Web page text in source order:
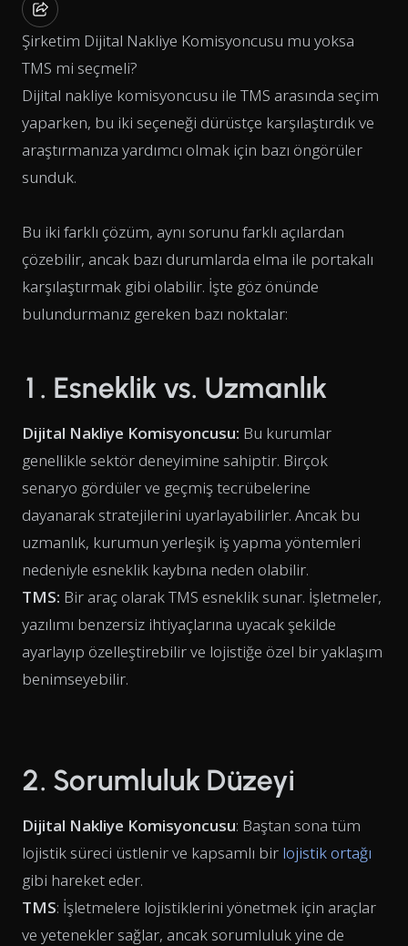
Şirketim Dijital Nakliye Komisyoncusu mu yoksa
TMS mi seçmeli?
Dijital nakliye komisyoncusu ile TMS arasında seçim
yaparken, bu iki seçeneği dürüstçe karşılaştırdık ve
araştırmanıza yardımcı olmak için bazı öngörüler
sunduk.
Bu iki farklı çözüm, aynı sorunu farklı açılardan
çözebilir, ancak bazı durumlarda elma ile portakalı
karşılaştırmak gibi olabilir. İşte göz önünde
bulundurmanız gereken bazı noktalar:
1. Esneklik vs. Uzmanlık
Dijital Nakliye Komisyoncusu: Bu kurumlar
genellikle sektör deneyimine sahiptir. Birçok
senaryo gördüler ve geçmiş tecrübelerine
dayanarak stratejilerini uyarlayabilirler. Ancak bu
uzmanlık, kurumun yerleşik iş yapma yöntemleri
nedeniyle esneklik kaybına neden olabilir.
TMS: Bir araç olarak TMS esneklik sunar. İşletmeler,
yazılımı benzersiz ihtiyaçlarına uyacak şekilde
ayarlayıp özelleştirebilir ve lojistiğe özel bir yaklaşım
benimseyebilir.
2. Sorumluluk Düzeyi
Dijital Nakliye Komisyoncusu: Baştan sona tüm
lojistik süreci üstlenir ve kapsamlı bir lojistik ortağı
gibi hareket eder.
TMS: İşletmelere lojistiklerini yönetmek için araçlar
ve yetenekler sağlar, ancak sorumluluk yine de